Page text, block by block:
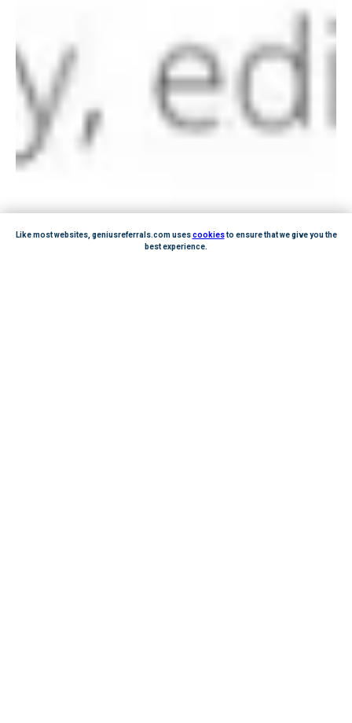
Like most websites, geniusreferrals.com usescookiesto ensure that we give you the
best experience.